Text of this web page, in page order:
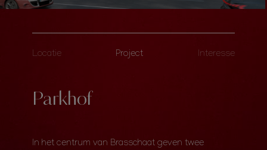
Locatie Project Interesse
Parkhof
In het centrum van Brasschaat geven twee